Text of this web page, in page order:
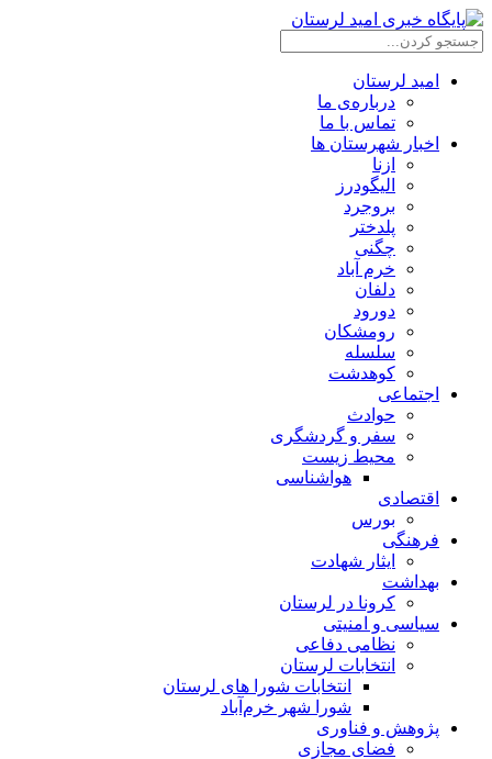
امید لرستان
درباره‌ی ما
تماس با ما
اخبار شهرستان ها
ازنا
الیگودرز
بروجرد
پلدختر
چگنی
خرم آباد
دلفان
دورود
رومشکان
سلسله
کوهدشت
اجتماعی
حوادث
سفر و گردشگری
محیط زیست
هواشناسی
اقتصادی
بورس
فرهنگی
ایثار شهادت
بهداشت
کرونا در لرستان
سیاسی و امنیتی
نظامی دفاعی
انتخابات لرستان
انتخابات شورا های لرستان
شورا شهر خرم‌آباد
پژوهش و فناوری
فضای مجازی